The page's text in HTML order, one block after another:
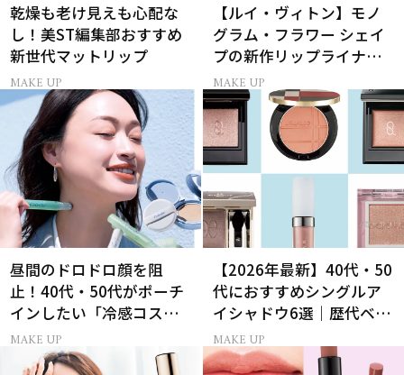
乾燥も老け見えも心配な
し！美ST編集部おすすめ
新世代マットリップ
MAKE UP
【ルイ・ヴィトン】モノ
グラム・フラワー シェイ
プの新作リップライナー
｢LV クレヨン｣が誕生！
MAKE UP
昼間のドロドロ顔を阻
止！40代・50代がポーチ
インしたい「冷感コス
メ」5選
MAKE UP
【2026年最新】40代・50
代におすすめシングルア
イシャドウ6選｜歴代ベス
トコスメ受賞まとめ
MAKE UP